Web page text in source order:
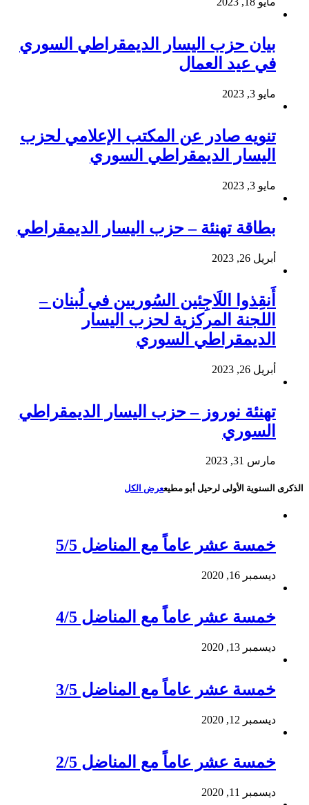
بيان حزب اليسار الديمقراطي السوري
في عيد العمال
مايو 3, 2023
تنويه صادر عن المكتب الإعلامي لحزب
اليسار الديمقراطي السوري
مايو 3, 2023
بطاقة تهنئة – حزب اليسار الديمقراطي
أبريل 26, 2023
أَنقِذوا اللَاجِئين السُوريين في لُبنان –
اللجنة المركزية لحزب اليسار
الديمقراطي السوري
أبريل 26, 2023
تهنئة نوروز – حزب اليسار الديمقراطي
السوري
مارس 31, 2023
الذكرى السنوية الأولى لرحيل أبو مطيععرض الكل
خمسة عشر عاماً مع المناضل 5/5
ديسمبر 16, 2020
خمسة عشر عاماً مع المناضل 4/5
ديسمبر 13, 2020
خمسة عشر عاماً مع المناضل 3/5
ديسمبر 12, 2020
خمسة عشر عاماً مع المناضل 2/5
ديسمبر 11, 2020